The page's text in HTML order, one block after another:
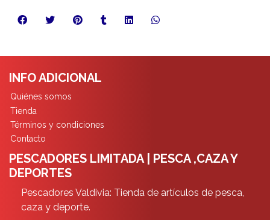
INFO ADICIONAL
Quiénes somos
Tienda
Términos y condiciones
Contacto
PESCADORES LIMITADA | PESCA ,CAZA Y
DEPORTES
Pescadores Valdivia: Tienda de artículos de pesca,
caza y deporte.